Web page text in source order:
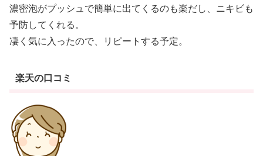
濃密泡がプッシュで簡単に出てくるのも楽だし、ニキビも
予防してくれる。
凄く気に入ったので、リピートする予定。
楽天の口コミ